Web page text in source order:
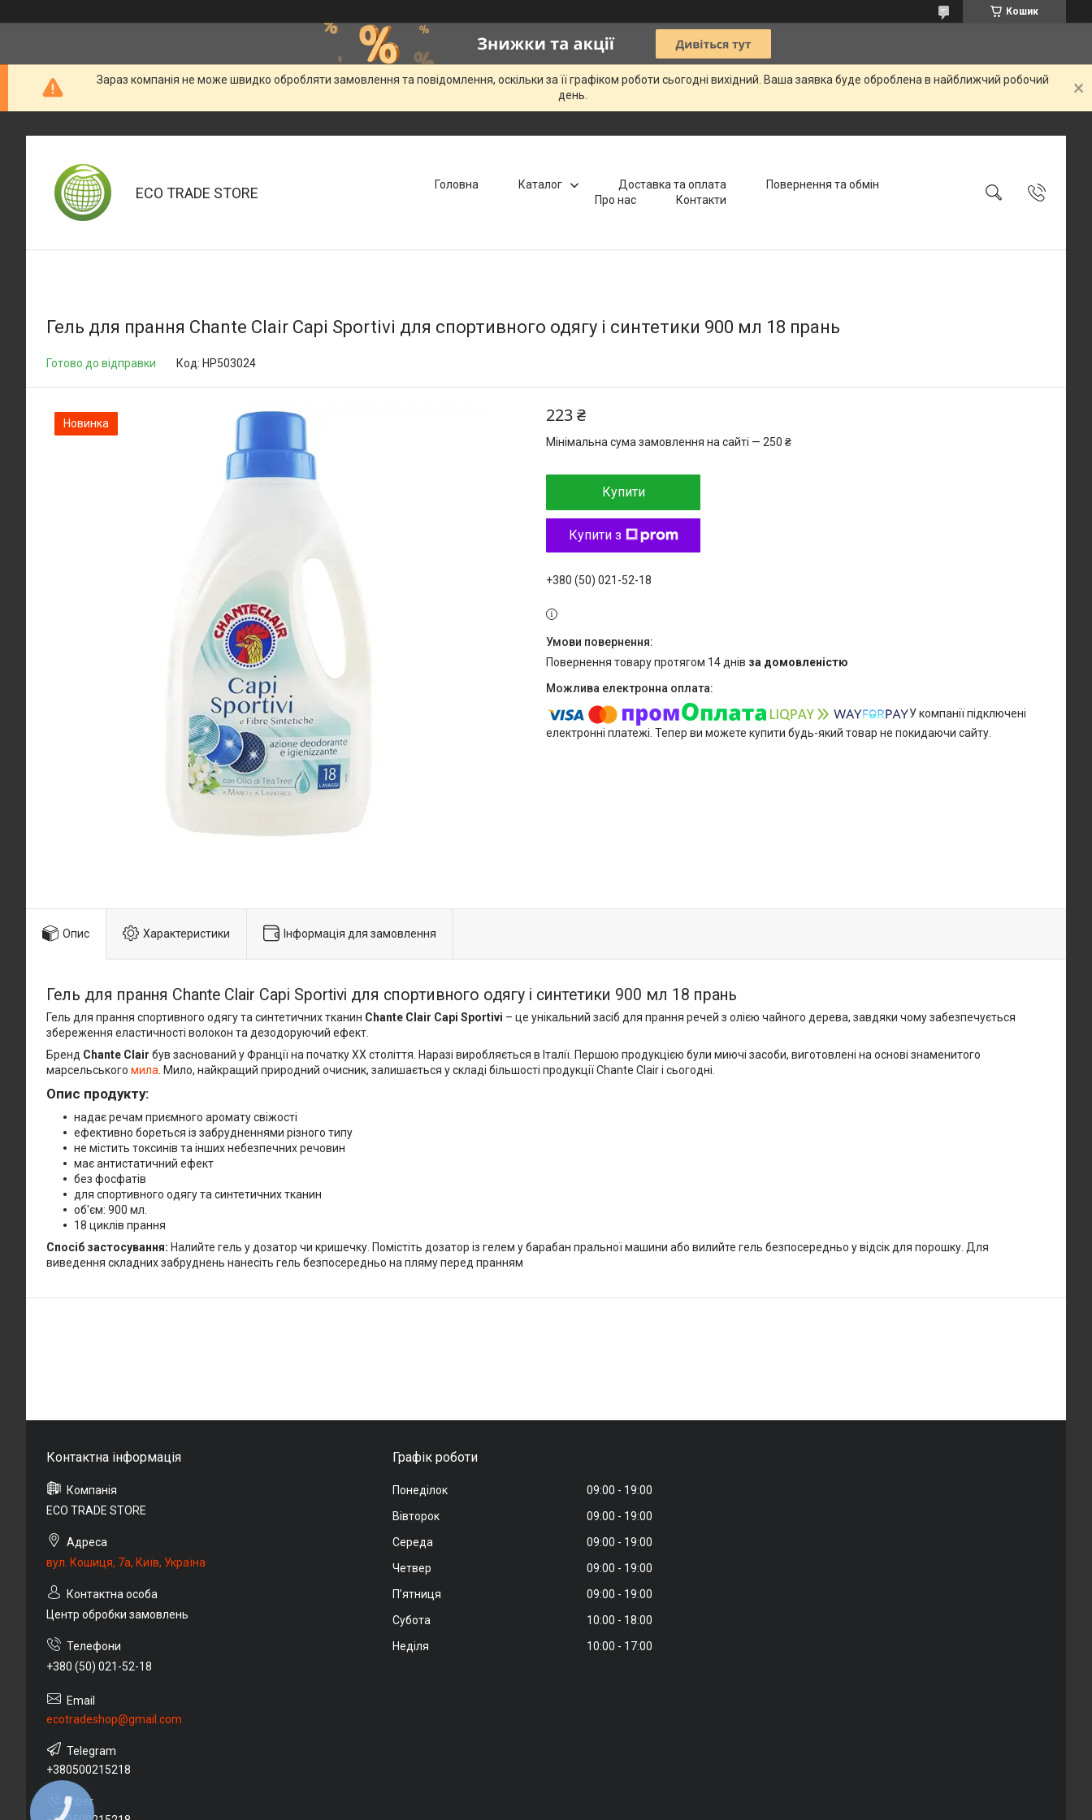
Кошик
Зараз компанія не може швидко обробляти замовлення та повідомлення, оскільки за її графіком роботи сьогодні вихідний. Ваша заявка буде оброблена в найближчий робочий
день.
ECO TRADE STORE Головна Каталог Доставка та оплата
Повернення та обмін
Про нас
Контакти
Гель для прання Chante Сlair Capi Sportivi для спортивного одягу і синтетики 900 мл 18 прань
Готово до відправки Код: HP503024
Новинка 223 ₴
Мінімальна сума замовлення на сайті — 250 ₴
Купити
Купити з
+380 (50) 021-52-18
повернення товару протягом 14 днів за домовленістю
У компанії підключені
електронні платежі. Тепер ви можете купити будь-який товар не покидаючи сайту.
Опис Характеристики Інформація для замовлення
Гель для прання Chante Сlair Capi Sportivi для спортивного одягу і синтетики 900 мл 18 прань
Гель для прання спортивного одягу та синтетичних тканин Chante Сlair Capi Sportivi – це унікальний засіб для прання речей з олією чайного дерева, завдяки чому забезпечується
збереження еластичності волокон та дезодоруючий ефект.
Бренд Chante Clair був заснований у Франції на початку ХХ століття. Наразі виробляється в Італії. Першою продукцією були миючі засоби, виготовлені на основі знаменитого
марсельського мила . Мило, найкращий природний очисник, залишається у складі більшості продукції Chante Clair і сьогодні.
Опис продукту:
надає речам приємного аромату свіжості
ефективно бореться із забрудненнями різного типу
не містить токсинів та інших небезпечних речовин
має антистатичний ефект
без фосфатів
для спортивного одягу та синтетичних тканин
об'єм: 900 мл.
18 циклів прання
Спосіб застосування: Налийте гель у дозатор чи кришечку. Помістіть дозатор із гелем у барабан пральної машини або вилийте гель безпосередньо у відсік для порошку. Для
виведення складних забруднень нанесіть гель безпосередньо на пляму перед пранням
ECO TRADE STORE
вул. Кошиця, 7а, Київ, Україна
Центр обробки замовлень
+380 (50) 021-52-18
ecotradeshop@gmail.com
+380500215218
Графік роботи
Понеділок 09:00
19:00
Вівторок
09:00
19:00
Середа
09:00
19:00
Четвер
09:00
19:00
Пʼятниця
09:00
19:00
Субота
10:00
18:00
Неділя
10:00 17:00
КНОПКА
ЗВ'ЯЗКУ